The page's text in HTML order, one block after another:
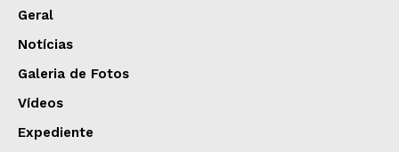
Geral
Notícias
Galeria de Fotos
Vídeos
Expediente